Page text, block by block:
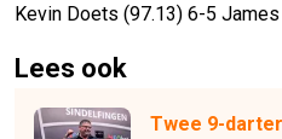
Kevin Doets (97.13) 6-5
Lees ook
Twee 9-